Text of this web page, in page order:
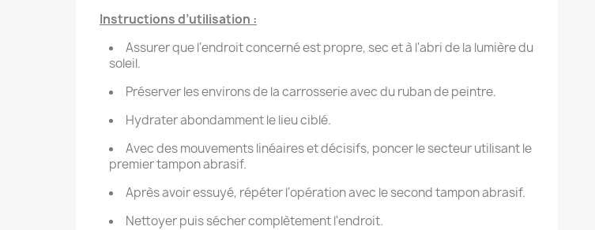
Instructions d’utilisation :
Assurer que l'endroit concerné est propre, sec et à l'abri de la lumière du
soleil.
Préserver les environs de la carrosserie avec du ruban de peintre.
Hydrater abondamment le lieu ciblé.
Avec des mouvements linéaires et décisifs, poncer le secteur utilisant le
premier tampon abrasif.
Après avoir essuyé, répéter l'opération avec le second tampon abrasif.
Nettoyer puis sécher complètement l'endroit.